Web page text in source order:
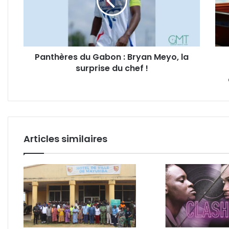
du
chefPanthères du Gabon : Bryan Meyo, la
surprise du chef !
le
avec
et
Articles similaires